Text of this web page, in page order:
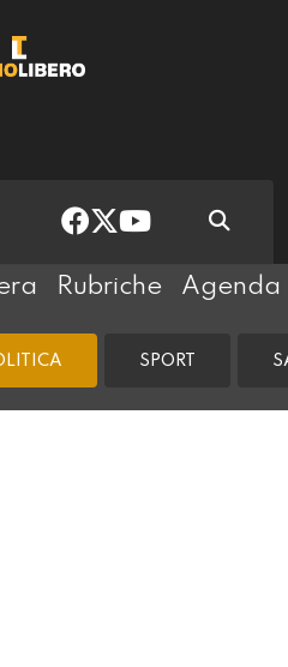
Rubriche Agenda
SPORT